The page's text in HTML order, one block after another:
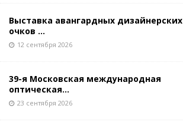
Выставка авангардных дизайнерских
очков ...
12 сентября 2026
39-я Московская международная
оптическая...
23 сентября 2026